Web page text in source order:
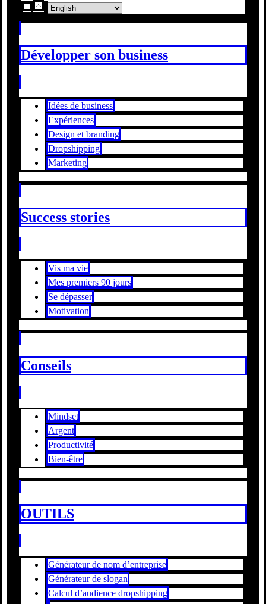
Développer son business
Idées de business
Expériences
Design et branding
Dropshipping
Marketing
Success stories
Vis ma vie
Mes premiers 90 jours
Se dépasser
Motivation
Conseils
Mindset
Argent
Productivité
Bien-être
OUTILS
Générateur de nom d’entreprise
Générateur de slogan
Calcul d’audience dropshipping